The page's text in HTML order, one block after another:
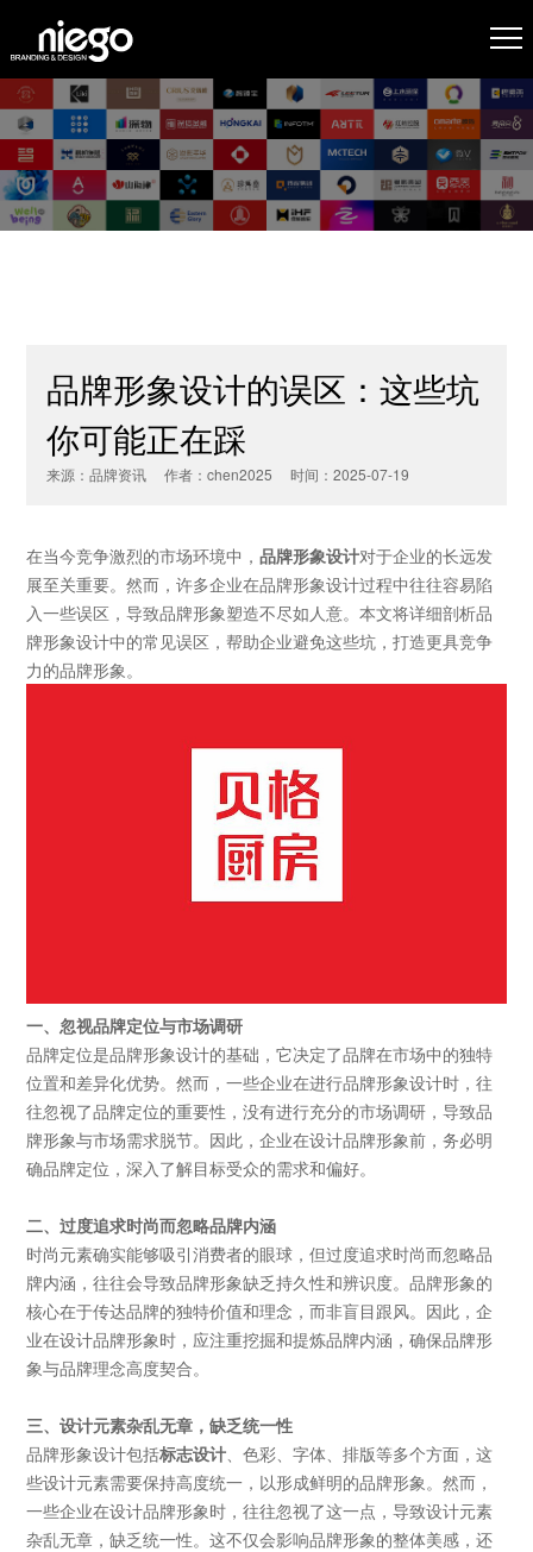
品牌形象设计的误区：这些坑
你可能正在踩
来源：品牌资讯 作者：chen2025 时间：2025-07-19
‌在当今竞争激烈的市场环境中，品牌形象设计对于企业的长远发
展至关重要。然而，许多企业在品牌形象设计过程中往往容易陷
入一些误区，导致品牌形象塑造不尽如人意。本文将详细剖析品
牌形象设计中的常见误区，帮助企业避免这些坑，打造更具竞争
力的品牌形象。
一、忽视品牌定位与市场调研
品牌定位是品牌形象设计的基础，它决定了品牌在市场中的独特
位置和差异化优势。然而，一些企业在进行品牌形象设计时，往
往忽视了品牌定位的重要性，没有进行充分的市场调研，导致品
牌形象与市场需求脱节。因此，企业在设计品牌形象前，务必明
确品牌定位，深入了解目标受众的需求和偏好。
二、过度追求时尚而忽略品牌内涵
时尚元素确实能够吸引消费者的眼球，但过度追求时尚而忽略品
牌内涵，往往会导致品牌形象缺乏持久性和辨识度。品牌形象的
核心在于传达品牌的独特价值和理念，而非盲目跟风。因此，企
业在设计品牌形象时，应注重挖掘和提炼品牌内涵，确保品牌形
象与品牌理念高度契合。
三、设计元素杂乱无章，缺乏统一性
品牌形象设计包括标志设计 、色彩、字体、排版等多个方面，这
些设计元素需要保持高度统一，以形成鲜明的品牌形象。然而，
一些企业在设计品牌形象时，往往忽视了这一点，导致设计元素
杂乱无章，缺乏统一性。这不仅会影响品牌形象的整体美感，还